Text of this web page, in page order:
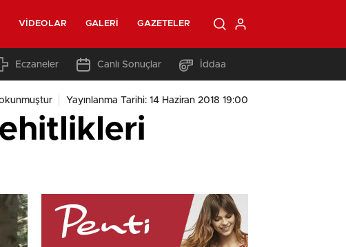
VIDEOLAR GALERI GAZETELER
Eczaneler Canlı Sonuçlar İddaa
Yayınlanma Tarihi: 14 Haziran 2018 19:00